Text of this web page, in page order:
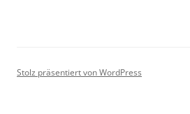
Stolz präsentiert von WordPress